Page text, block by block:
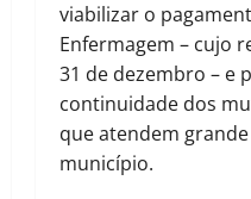
viabilizar o
Enfermagem – cujo
31 de dezembro – e
continuidade dos
que atendem
município.